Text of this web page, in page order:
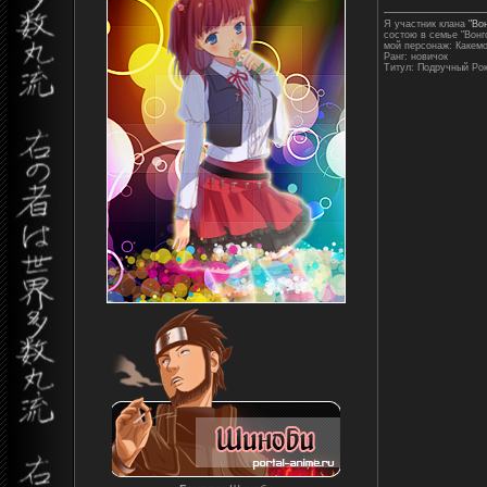
Я участник клана
состою в семье
мой персонаж:
Ранг: новичок
Титул: Подручный